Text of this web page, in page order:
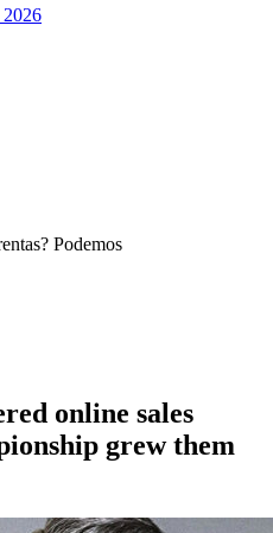
Podemos
online sales
grew them